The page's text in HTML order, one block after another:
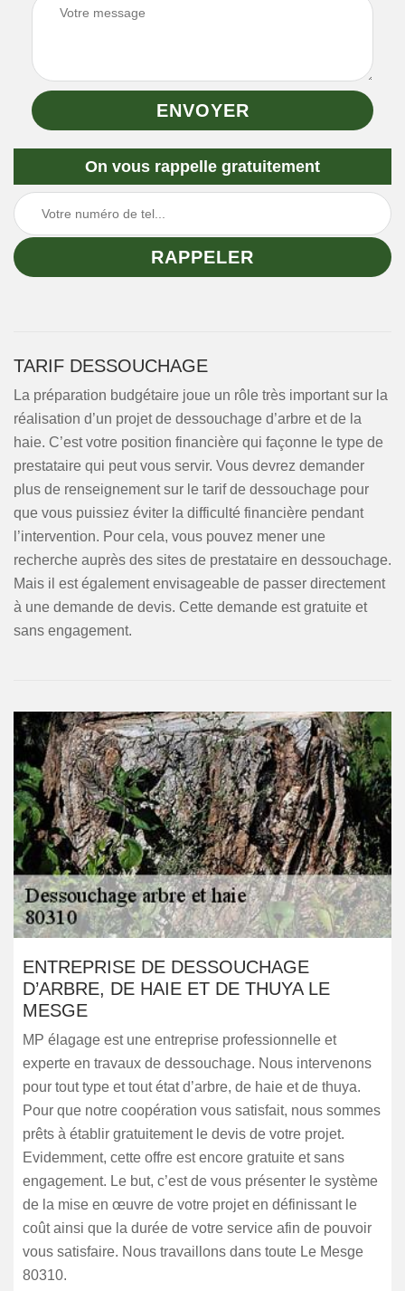
On vous rappelle gratuitement
TARIF DESSOUCHAGE
La préparation budgétaire joue un rôle très important sur la
réalisation d’un projet de dessouchage d’arbre et de la
haie. C’est votre position financière qui façonne le type de
prestataire qui peut vous servir. Vous devrez demander
plus de renseignement sur le tarif de dessouchage pour
que vous puissiez éviter la difficulté financière pendant
l’intervention. Pour cela, vous pouvez mener une
recherche auprès des sites de prestataire en dessouchage.
Mais il est également envisageable de passer directement
à une demande de devis. Cette demande est gratuite et
sans engagement.
ENTREPRISE DE DESSOUCHAGE
D’ARBRE, DE HAIE ET DE THUYA LE
MESGE
MP élagage est une entreprise professionnelle et
experte en travaux de dessouchage. Nous intervenons
pour tout type et tout état d’arbre, de haie et de thuya.
Pour que notre coopération vous satisfait, nous sommes
prêts à établir gratuitement le devis de votre projet.
Evidemment, cette offre est encore gratuite et sans
engagement. Le but, c’est de vous présenter le système
de la mise en œuvre de votre projet en définissant le
coût ainsi que la durée de votre service afin de pouvoir
vous satisfaire. Nous travaillons dans toute Le Mesge
80310.